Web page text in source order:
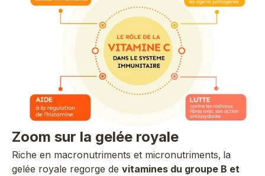
Zoom sur la gelée royale
Riche en macronutriments et micronutriments, la
gelée royale regorge de vitamines du groupe B et